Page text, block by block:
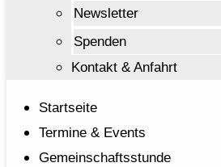
Newsletter
Spenden
Kontakt & Anfahrt
Startseite
Termine & Events
Gemeinschaftsstunde